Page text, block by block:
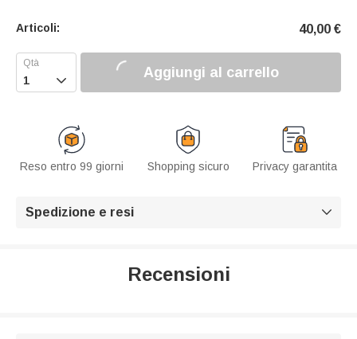
Articoli: 40,00 €
 Aggiungi al carrello
Reso entro 99 giorni Shopping sicuro Privacy garantita
Spedizione e resi 
Recensioni